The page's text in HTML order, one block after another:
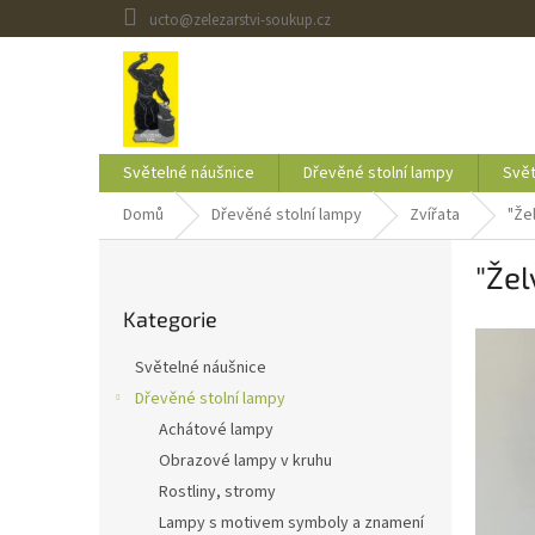
na
ucto@zelezarstvi-soukup.cz
Světelné náušnice Dřevěné stolní lampy
Domů
Dřevěné stolní lampy Zvířata
kategorie
Kategorie
Světelné náušnice
Dřevěné stolní lampy
Achátové lampy
Obrazové lampy v kruhu
Rostliny, stromy
Lampy s motivem symboly a znamení